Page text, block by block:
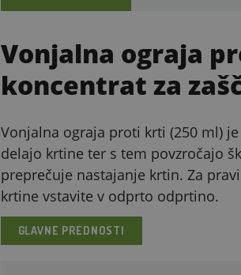
Vonjalna ograja
koncentrat za
Vonjalna ograja proti krti (250 ml)
delajo krtine ter s tem povzročajo
preprečuje nastajanje krtin. Za
krtine vstavite v odprto odprtino.
GLAVNE PREDNOSTI